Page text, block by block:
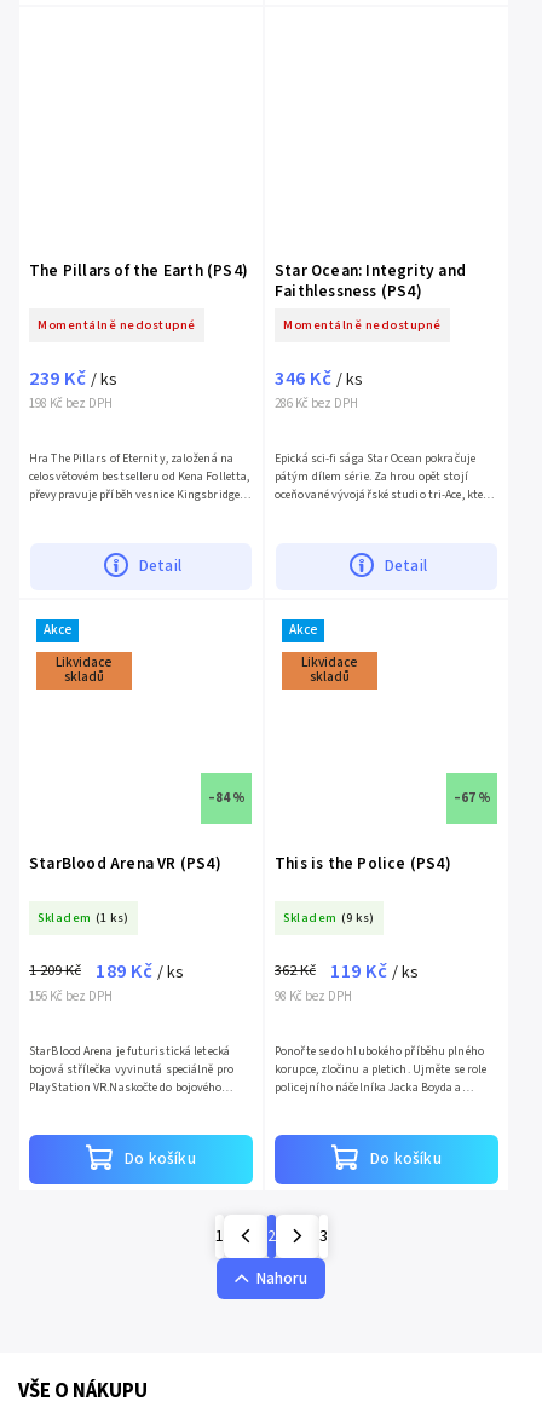
The Pillars of the Earth (PS4)
Momentálně nedostupné
198 Kč bez DPH
239 Kč / ks
Detail
Hra The Pillars of Eternity, založená na
celosvětovém bestselleru od Kena Folletta,
převypravuje příběh vesnice Kingsbridge
Star Ocean: Integrity and
Faithlessness (PS4)
Momentálně nedostupné
286 Kč bez DPH
346 Kč / ks
Detail
Epická sci-fi sága Star Ocean pokračuje
pátým dílem série. Za hrou opět stojí
oceňované vývojářské studio tri-Ace, které
Akce
Likvidace
skladů
–84 %
StarBlood Arena VR (PS4)
Skladem (1 ks)
156 Kč bez DPH
1 209 Kč 189 Kč / ks
Do košíku
StarBlood Arena je futuristická letecká
bojová střílečka vyvinutá speciálně pro
PlayStation VR.Naskočte do bojového
Akce
Likvidace
skladů
–67 %
This is the Police (PS4)
Skladem (9 ks)
98 Kč bez DPH
362 Kč 119 Kč / ks
Do košíku
Ponořte se do hlubokého příběhu plného
korupce, zločinu a pletich. Ujměte se role
policejního náčelníka Jacka Boyda a
1 2
3
Nahoru
VŠE O NÁKUPU